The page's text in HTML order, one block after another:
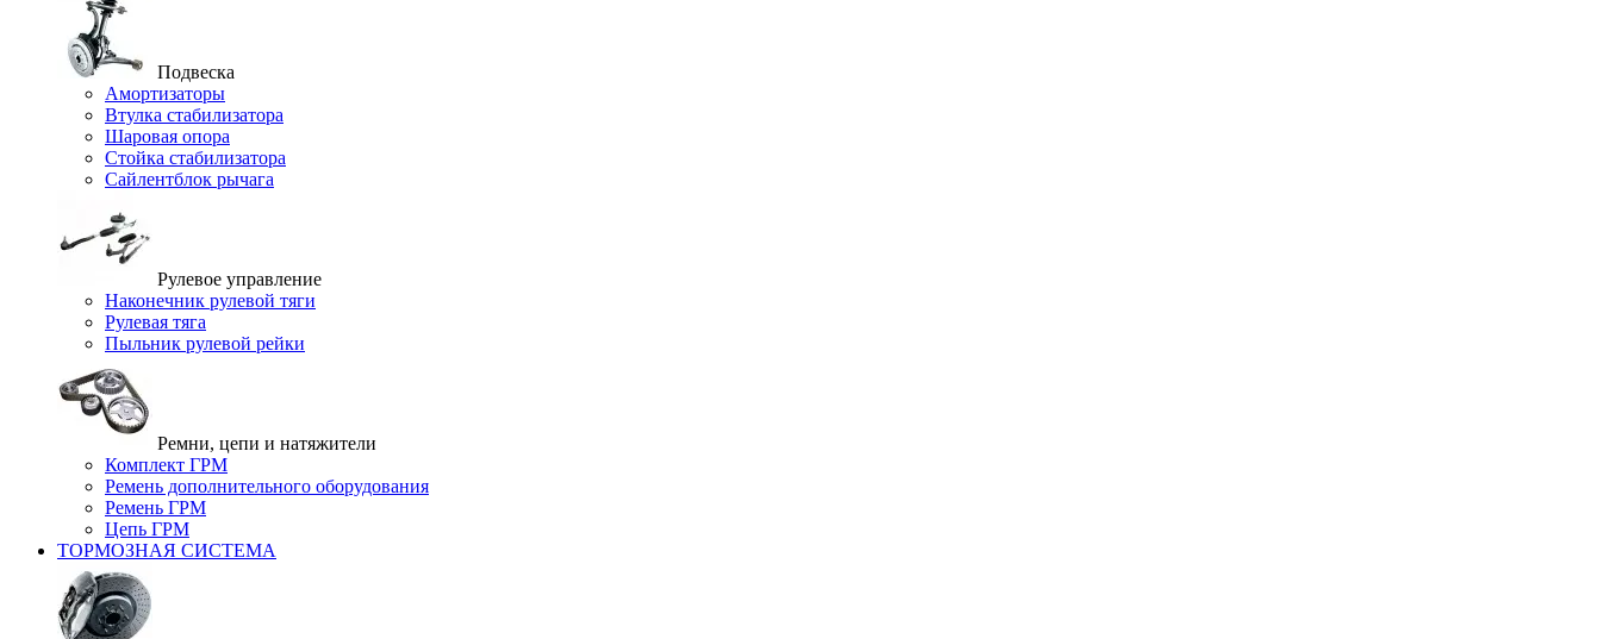
Подвеска
Амортизаторы
Втулка стабилизатора
Шаровая опора
Стойка стабилизатора
Сайлентблок рычага
Рулевое управление
Наконечник рулевой тяги
Рулевая тяга
Пыльник рулевой рейки
Ремни, цепи и натяжители
Комплект ГРМ
Ремень дополнительного оборудования
Ремень ГРМ
Цепь ГРМ
ТОРМОЗНАЯ СИСТЕМА